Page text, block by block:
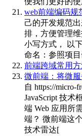
web前端编码规
己的开发规范
排，方便管理
小写方式， 以
命名：参照项
前端跨域常用
微前端：将微
自 https://micro-
JavaScript 技术
端 Web 应用所
端？ 微前端这
技术雷达[